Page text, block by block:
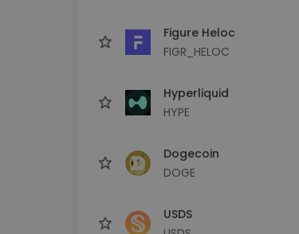
Figure Heloc
FIGR_HELOC
Hyperliquid
HYPE
Dogecoin
DOGE
USDS